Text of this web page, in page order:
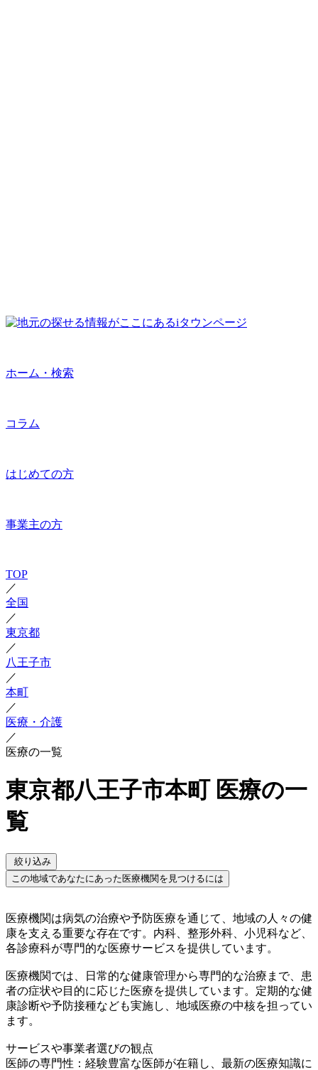
ホーム・検索
コラム
はじめての方
事業主の方
TOP
／
全国
／
東京都
／
八王子市
／
本町
／
医療・介護
／
医療の一覧
東京都八王子市本町 医療の一
覧
絞り込み
この地域であなたにあった医療機関を見つけるには
医療機関は病気の治療や予防医療を通じて、地域の人々の健
康を支える重要な存在です。内科、整形外科、小児科など、
各診療科が専門的な医療サービスを提供しています。
医療機関では、日常的な健康管理から専門的な治療まで、患
者の症状や目的に応じた医療を提供しています。定期的な健
康診断や予防接種なども実施し、地域医療の中核を担ってい
ます。
サービスや事業者選びの観点
医師の専門性：経験豊富な医師が在籍し、最新の医療知識に